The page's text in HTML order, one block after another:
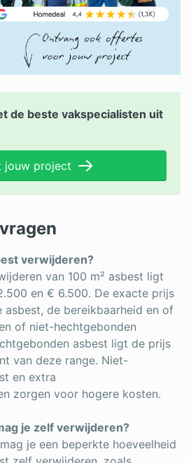
de beste vakspecialisten uit
jouw project
verwijderen?
van 100 m² asbest ligt
en € 6.500. De exacte prijs
de bereikbaarheid en of
of niet-hechtgebonden
asbest ligt de prijs
van deze range. Niet-
en extra
zorgen voor hogere kosten.
je zelf verwijderen?
je een beperkte hoeveelheid